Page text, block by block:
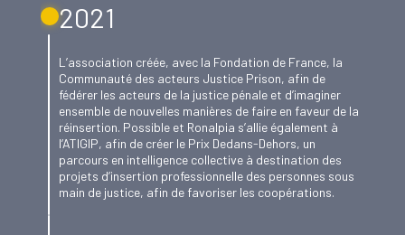
2021
L’association créée, avec la Fondation de France, la
Communauté des acteurs Justice Prison, afin de
fédérer les acteurs de la justice pénale et d’imaginer
ensemble de nouvelles manières de faire en faveur de la
réinsertion. Possible et Ronalpia s’allie également à
l’ATIGIP, afin de créer le Prix Dedans-Dehors, un
parcours en intelligence collective à destination des
projets d’insertion professionnelle des personnes sous
main de justice, afin de favoriser les coopérations.